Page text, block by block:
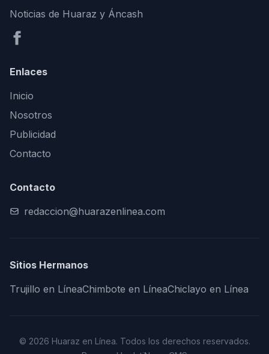
Noticias de Huaraz y Áncash
Enlaces
Inicio
Nosotros
Publicidad
Contacto
Contacto
redaccion@huarazenlinea.com
Sitios Hermanos
Trujillo en LíneaChimbote en LíneaChiclayo en Línea
© 2026 Huaraz en Línea. Todos los derechos reservados.